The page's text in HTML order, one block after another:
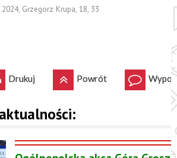
, Grzegorz Krupa, 18, 33
Drukuj Powrót